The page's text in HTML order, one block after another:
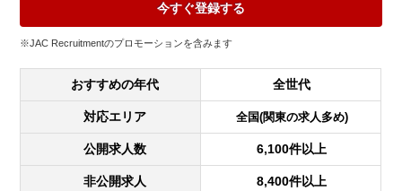
今すぐ登録する
※JAC Recruitmentのプロモーションを含みます
おすすめの年代 全世代
対応エリア 全国(関東の求人多め)
公開求人数 6,100件以上
非公開求人 8,400件以上